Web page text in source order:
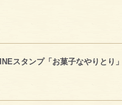
スタンプ「お菓子なやりとり